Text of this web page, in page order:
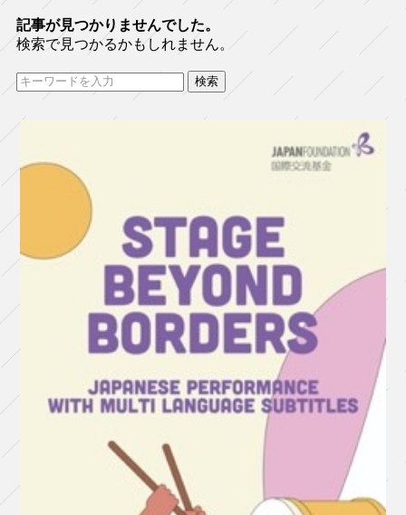
記事が見つかりませんでした。
検索で見つかるかもしれません。
検